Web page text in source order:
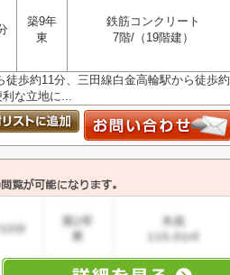
築9年
東
鉄筋コンクリート
7階/（19階建）
歩約11分、三田線白金高輪駅から徒歩約
な立地に...